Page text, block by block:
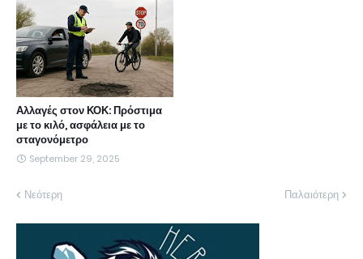
Αλλαγές στον ΚΟΚ: Πρόστιμα
με το κιλό, ασφάλεια με το
σταγονόμετρο
September 29, 2025
Νεότερη Παλαιότερη